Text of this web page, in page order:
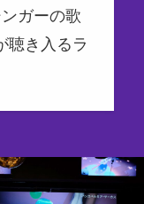
ガーの歌
聴き入るラ